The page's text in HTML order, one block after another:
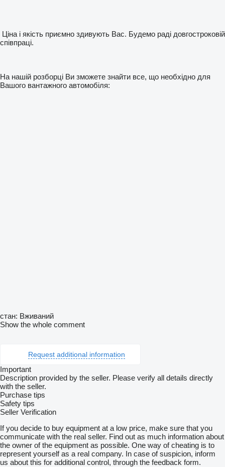
Ціна і якість приємно здивують Вас. Будемо раді довгостроковій
співпраці.
На нашій розборці Ви зможете знайти все, що необхідно для
Вашого вантажного автомобіля:
стан: Вживаний
Show the whole comment
Request additional information
Important
Description provided by the seller. Please verify all details directly
with the seller.
Purchase tips
Safety tips
Seller Verification
If you decide to buy equipment at a low price, make sure that you
communicate with the real seller. Find out as much information about
the owner of the equipment as possible. One way of cheating is to
represent yourself as a real company. In case of suspicion, inform
us about this for additional control, through the feedback form.